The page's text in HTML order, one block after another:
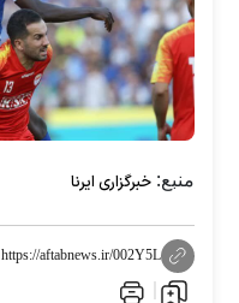
منبع: خبرگزاری ایرنا
https://aftabnews.ir/002Y5L